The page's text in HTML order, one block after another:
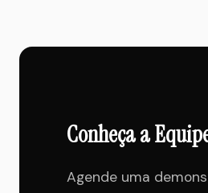
Conheça a
Agende uma